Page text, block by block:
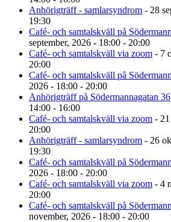
Anhörigträff - samlarsyndrom - 28
19:30
Café- och samtalskväll på
september, 2026 - 18:00 - 20:00
Café- och samtalskväll via zoom - 7
20:00
Café- och samtalskväll på
2026 - 18:00 - 20:00
Anhörigträff på Södermannagatan 36
14:00 - 16:00
Café- och samtalskväll via zoom -
20:00
Anhörigträff - samlarsyndrom - 26
19:30
Café- och samtalskväll på
2026 - 18:00 - 20:00
Café- och samtalskväll via zoom - 4
20:00
Café- och samtalskväll på
november, 2026 - 18:00 - 20:00